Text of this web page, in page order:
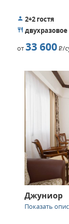
2+2 гостя
от33 600Р/
Джуниор
Показать